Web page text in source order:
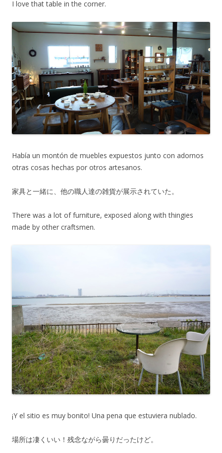
I love that table in the corner.
Había un montón de muebles expuestos junto con adornos
otras cosas hechas por otros artesanos.
家具と一緒に、他の職人達の雑貨が展示されていた。
There was a lot of furniture, exposed along with thingies
made by other craftsmen.
¡Y el sitio es muy bonito! Una pena que estuviera nublado.
場所は凄くいい！残念ながら曇りだったけど。